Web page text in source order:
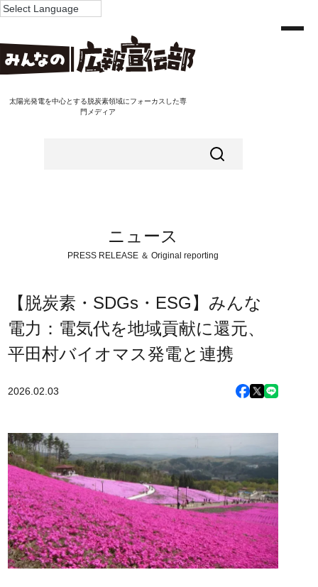
太陽光発電を中心とする脱炭素領域にフォーカスした専
門メディア
ニュース
PRESS RELEASE ＆ Original reporting
【脱炭素・SDGs・ESG】みんな
電力：電気代を地域貢献に還元、
平田村バイオマス発電と連携
2026.02.03